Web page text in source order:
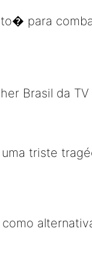
para
Brasil da TV
triste